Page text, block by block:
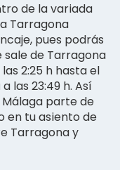
de la variada
Tarragona
pues podrás
de Tarragona
2:25 h hasta el
las 23:49 h. Así
parte de
en tu asiento de
Tarragona y